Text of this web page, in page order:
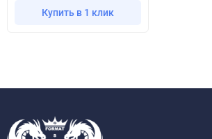
Купить в 1 клик